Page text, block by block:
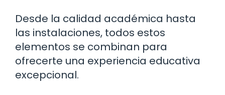
Desde la calidad académica hasta
las instalaciones, todos estos
elementos se combinan para
ofrecerte una experiencia educativa
excepcional.